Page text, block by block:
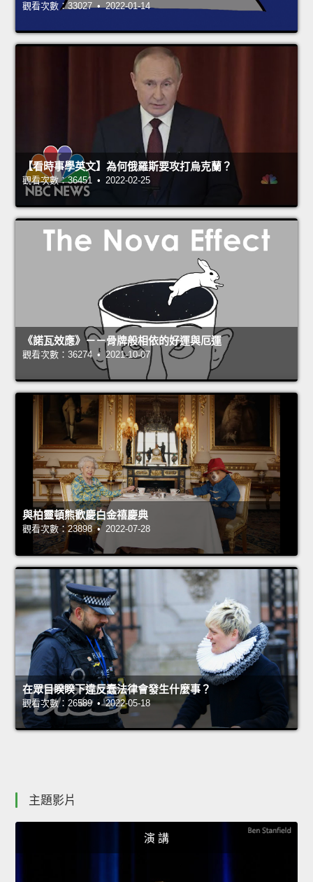
觀看次數：33027 • 2022-01-14
【看時事學英文】為何俄羅斯要攻打烏克蘭？
觀看次數：36451 • 2022-02-25
《諾瓦效應》－－骨牌般相依的好運與厄運
觀看次數：36274 • 2021-10-07
與柏靈頓熊歡慶白金禧慶典
觀看次數：23898 • 2022-07-28
在眾目睽睽下違反蠢法律會發生什麼事？
觀看次數：26589 • 2022-05-18
主題影片
演 講